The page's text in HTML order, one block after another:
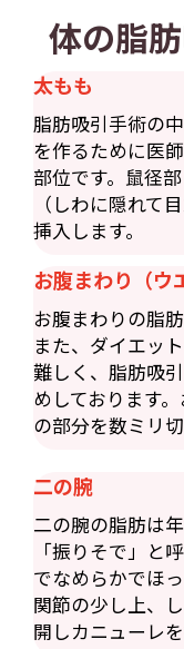
体の脂
太もも
脂肪吸引手術の
を作るために医
部位です。鼠径
（しわに隠れて
挿入します。
お腹まわり（ウ
お腹まわりの脂
また、ダイエッ
難しく、脂肪吸
めしております
の部分を数ミリ
二の腕
二の腕の脂肪は
「振りそで」と
でなめらかでほ
関節の少し上、
開しカニューレを